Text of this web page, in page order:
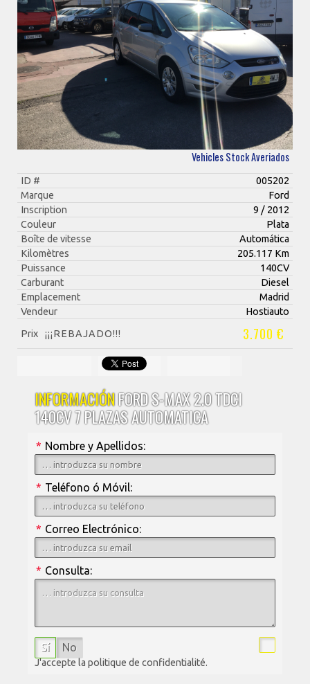
Vehicles Stock Averiados
ID #
005202
Marque
Ford
Inscription
9 / 2012
Couleur
Plata
Boîte de vitesse
Automática
Kilomètres
205.117 Km
Puissance
140CV
Carburant
Diesel
Emplacement
Madrid
Vendeur
Hostiauto
Prix
¡¡¡REBAJADO!!! 3.700 €
INFORMACIÓNFORD S-MAX 2.0 TDCI
140CV 7 PLAZAS AUTOMATICA
Nombre y Apellidos:
*
Teléfono ó Móvil:
*
Correo Electrónico:
*
Consulta:
*
Sí No
J'accepte la politique de confidentialité.